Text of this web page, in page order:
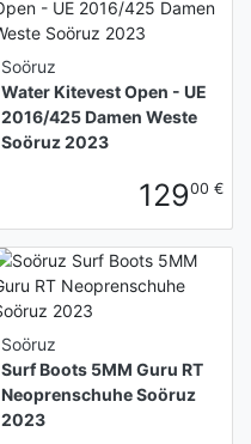
Soöruz
Water Kitevest Open - UE
2016/425 Damen Weste
Soöruz 2023
12900 €
Soöruz
Surf Boots 5MM Guru RT
Neoprenschuhe Soöruz
2023